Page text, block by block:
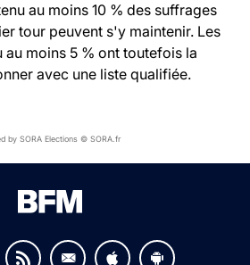
au moins 10 % des suffrages
tour peuvent s'y maintenir. Les
au moins 5 % ont toutefois la
avec une liste qualifiée.
by SORA Elections © SORA.fr